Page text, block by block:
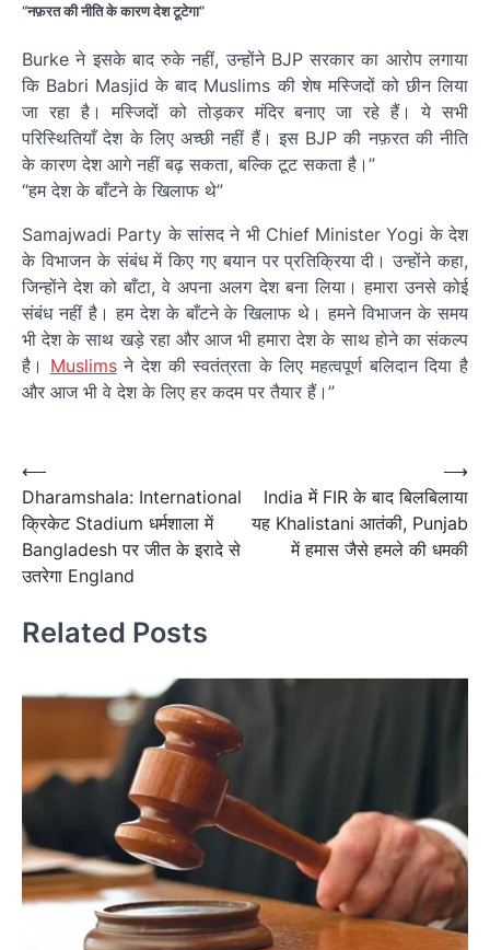
“नफ़रत की नीति के कारण देश टूटेगा”
Burke ने इसके बाद रुके नहीं, उन्होंने BJP सरकार का आरोप लगाया
कि Babri Masjid के बाद Muslims की शेष मस्जिदों को छीन लिया
जा रहा है। मस्जिदों को तोड़कर मंदिर बनाए जा रहे हैं। ये सभी
परिस्थितियाँ देश के लिए अच्छी नहीं हैं। इस BJP की नफ़रत की नीति
के कारण देश आगे नहीं बढ़ सकता, बल्कि टूट सकता है।”
“हम देश के बाँटने के खिलाफ थे”
Samajwadi Party के सांसद ने भी Chief Minister Yogi के देश
के विभाजन के संबंध में किए गए बयान पर प्रतिक्रिया दी। उन्होंने कहा,
जिन्होंने देश को बाँटा, वे अपना अलग देश बना लिया। हमारा उनसे कोई
संबंध नहीं है। हम देश के बाँटने के खिलाफ थे। हमने विभाजन के समय
भी देश के साथ खड़े रहा और आज भी हमारा देश के साथ होने का संकल्प
है। Muslimsने देश की स्वतंत्रता के लिए महत्वपूर्ण बलिदान दिया है
और आज भी वे देश के लिए हर कदम पर तैयार हैं।”
नेविगेशन
Post
navigation
⟵
Dharamshala: International
क्रिकेट Stadium धर्मशाला में
Bangladesh पर जीत के इरादे से
उतरेगा England
India में FIR के बाद बिलबिलाया
यह Khalistani आतंकी, Punjab
में हमास जैसे हमले की धमकी
⟶
Related Posts